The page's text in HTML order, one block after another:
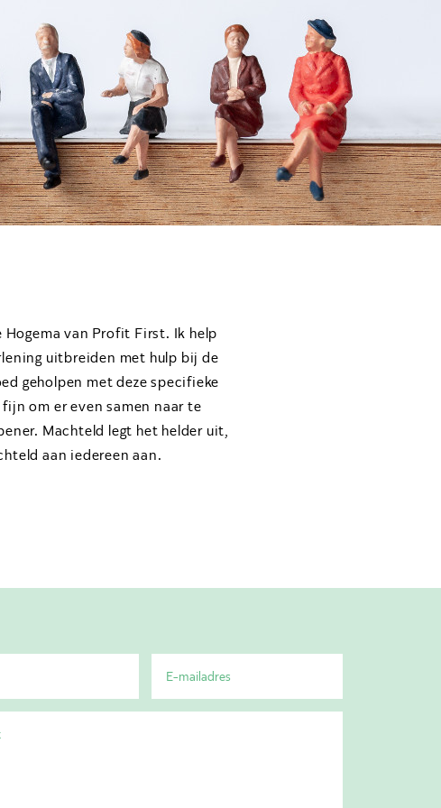
van Profit First. Ik help
uitbreiden met hulp bij de
geholpen met deze specifieke
om er even samen naar te
Machteld legt het helder uit,
aan iedereen aan.